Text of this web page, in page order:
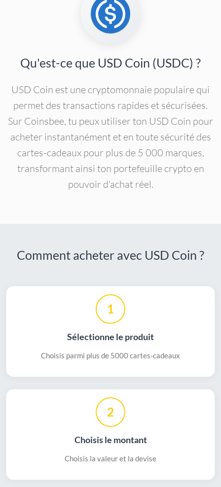
Qu'est-ce que USD Coin (USDC) ?
USD Coin est une cryptomonnaie populaire qui
permet des transactions rapides et sécurisées.
Sur Coinsbee, tu peux utiliser ton USD Coin pour
acheter instantanément et en toute sécurité des
cartes-cadeaux pour plus de 5 000 marques,
transformant ainsi ton portefeuille crypto en
pouvoir d'achat réel.
Comment acheter avec USD Coin ?
1
Sélectionne le produit
Choisis parmi plus de 5000 cartes-cadeaux
2
Choisis le montant
Choisis la valeur et la devise